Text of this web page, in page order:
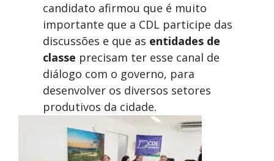
candidato afirmou que é muito
importante que a CDL participe das
discussões e que as entidades de
classe precisam ter esse canal de
diálogo com o governo, para
desenvolver os diversos setores
produtivos da cidade.